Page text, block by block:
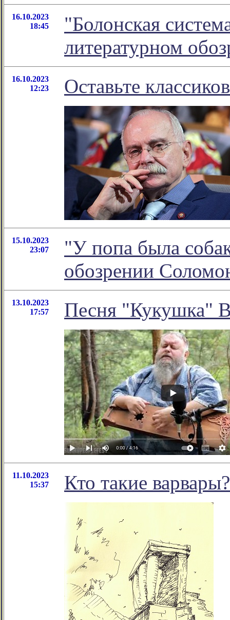
16.10.2023
18:45
"Болонская
литературном
16.10.2023
12:23
Оставьте
15.10.2023
23:07
"У попа была
обозрении
13.10.2023
17:57
Песня "Кукушка"
11.10.2023
15:37
Кто такие варвары?